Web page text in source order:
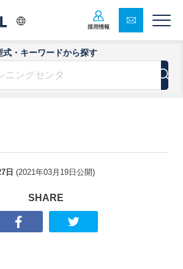
採用情報
式・キーワードから探す
日 (2021年03月19日 公開)
SHARE